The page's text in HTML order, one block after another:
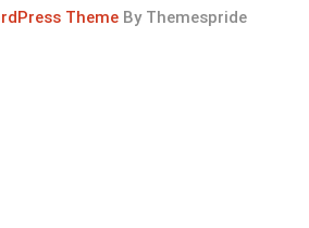
Theme By Themespride